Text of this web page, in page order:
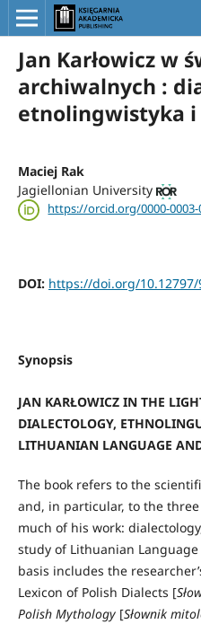
Jan Karłowicz w
archiwalnych :
etnolingwistyka
Maciej Rak
Jagiellonian University
https://orcid.org/0000-
DOI: https://doi.org/10.12797/
Synopsis
JAN KARŁOWICZ IN THE
DIALECTOLOGY,
LITHUANIAN LANGUAGE
The book refers to the
and, in particular, to the
much of his work:
study of Lithuanian
basis includes the
Lexicon of Polish Dialects [
Polish Mythology[Słownik